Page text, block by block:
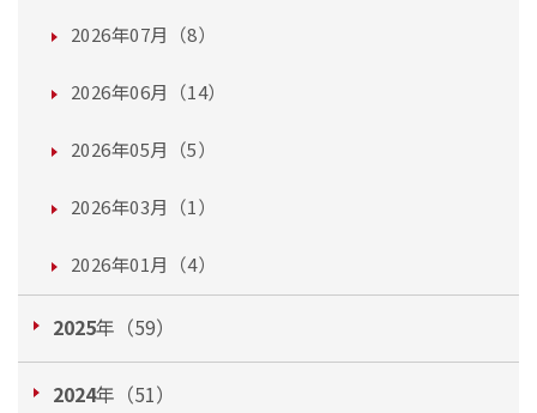
2026年07月（8）
2026年06月（14）
2026年05月（5）
2026年03月（1）
2026年01月（4）
2025年（59）
2024年（51）